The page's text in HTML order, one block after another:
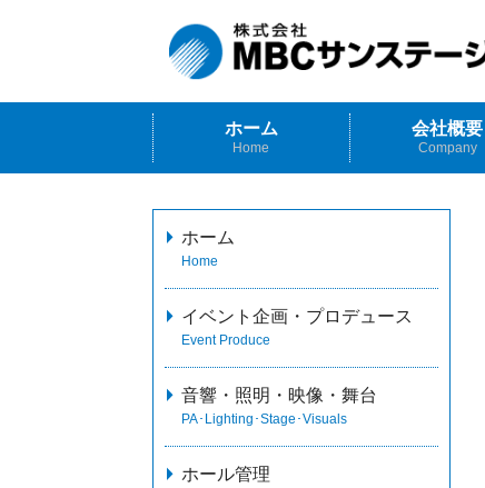
ホーム
Home
会社概要
Company
ホーム
Home
イベント企画・プロデュース
Event Produce
音響・照明・映像・舞台
PA･Lighting･Stage･Visuals
ホール管理